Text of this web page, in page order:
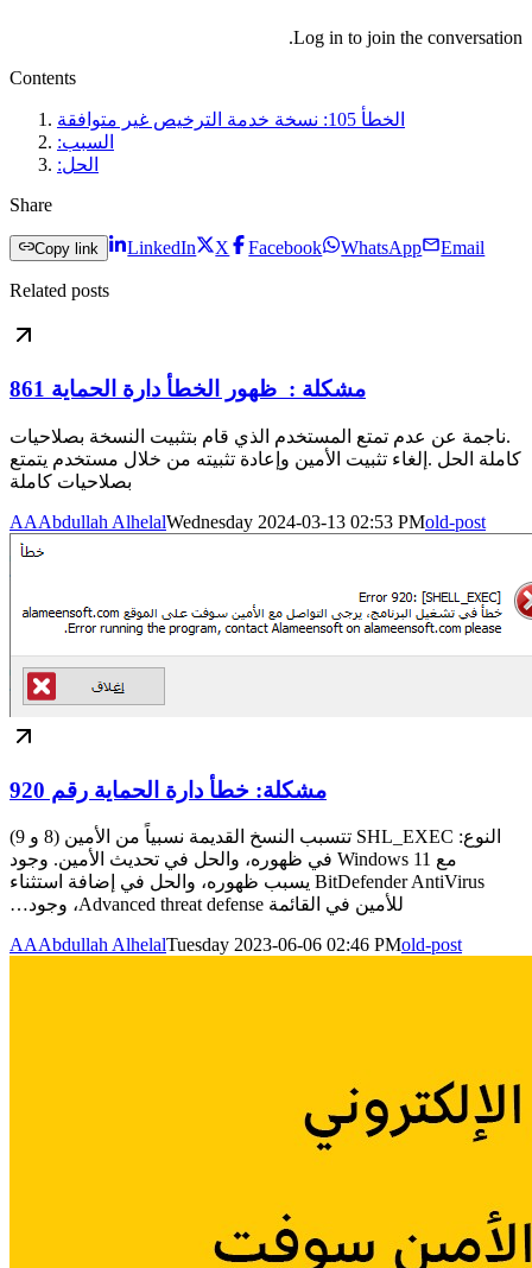
Log in to join the conversation.
Contents
الخطأ 105: نسخة خدمة الترخيص غير متوافقة
السبب:
الحل:
Share
Copy link LinkedIn X Facebook WhatsApp Email
Related posts
مشكلة : ظهور الخطأ دارة الحماية 861
.ناجمة عن عدم تمتع المستخدم الذي قام بتثبيت النسخة بصلاحيات
كاملة الحل .إلغاء تثبيت الأمين وإعادة تثبيته من خلال مستخدم يتمتع
بصلاحيات كاملة
AAAbdullah AlhelalWednesday 2024-03-13 02:53 PMold-post
مشكلة: خطأ دارة الحماية رقم 920
النوع: SHL_EXEC تتسبب النسخ القديمة نسبياً من الأمين (8 و 9)
مع Windows 11 في ظهوره، والحل في تحديث الأمين. وجود
BitDefender AntiVirus يسبب ظهوره، والحل في إضافة استثناء
للأمين في القائمة Advanced threat defense، وجود…
AAAbdullah AlhelalTuesday 2023-06-06 02:46 PMold-post